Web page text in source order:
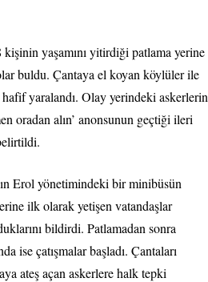
yaşamını yitirdiği patlama yerine
buldu. Çantaya el koyan köylüler ile
hafif yaralandı. Olay yerindeki askerlerin
oradan alın’ anonsunun geçtiği ileri
Erol yönetimindeki bir minibüsün
ilk olarak yetişen vatandaşlar
bildirdi. Patlamadan sonra
ise çatışmalar başladı. Çantaları
ateş açan askerlere halk tepki